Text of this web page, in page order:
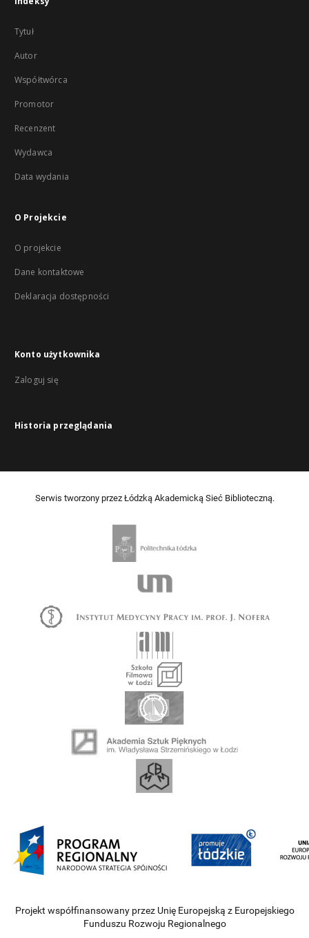
Tytuł
Autor
Współtwórca
Promotor
Recenzent
Wydawca
Data wydania
O Projekcie
O projekcie
Dane kontaktowe
Deklaracja dostępności
Konto użytkownika
Zaloguj się
Historia przeglądania
Serwis tworzony przez Łódzką Akademicką Sieć Biblioteczną.
Projekt współfinansowany przez Unię Europejską z Europejskiego
Funduszu Rozwoju Regionalnego